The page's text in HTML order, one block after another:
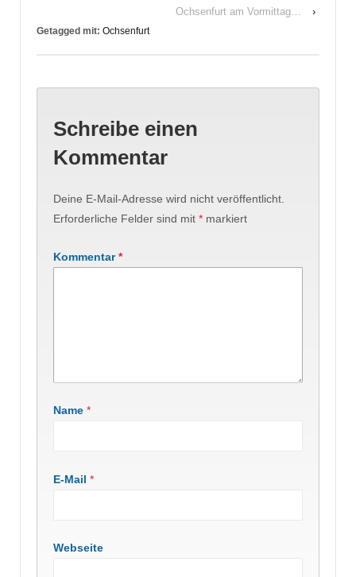
Ochsenfurt am Vormittag…
›
Getagged mit: Ochsenfurt
Schreibe einen
Kommentar
Deine E-Mail-Adresse wird nicht veröffentlicht.
Erforderliche Felder sind mit * markiert
Kommentar*
Name *
E-Mail *
Webseite